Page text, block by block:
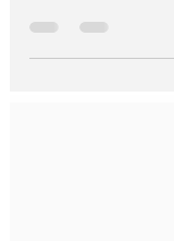
monocromáticos
significa que